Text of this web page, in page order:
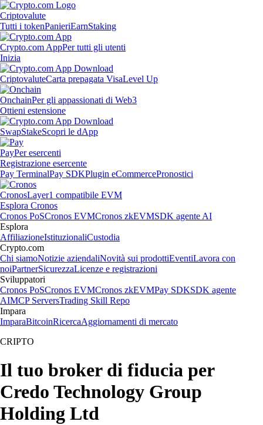
Criptovalute
Tutti i tokenPanieriEarnStaking
Crypto.com AppPer tutti gli utenti
Inizia
CriptovaluteCarta prepagata VisaLevel Up
OnchainPer gli appassionati di Web3
Ottieni estensione
SwapStakeScopri le dApp
PayPer esercenti
Registrazione esercente
Pay TerminalPay SDKPlugin eCommercePronostici
CronosLayer1 compatibile EVM
Esplora Cronos
Cronos PoSCronos EVMCronos zkEVMSDK agente AI
Esplora
AffiliazioneIstituzionaliCustodia
Crypto.com
Chi siamoNotizie aziendaliNovità sui prodottiEventiLavora con
noiPartnerSicurezzaLicenze e registrazioni
Sviluppatori
Cronos PoSCronos EVMCronos zkEVMPay SDKSDK agente
AIMCP ServersTrading Skill Repo
Impara
ImparaBitcoinRicercaAggiornamenti di mercato
CRIPTO
Il tuo broker di fiducia per
Credo Technology Group
Holding Ltd